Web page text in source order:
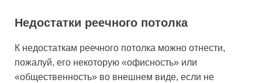
Недостатки реечного потолка
К недостаткам реечного потолка можно отнести,
пожалуй, его некоторую «офисность» или
«общественность» во внешнем виде, если не